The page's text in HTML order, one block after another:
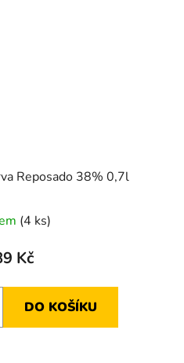
Reposado 38% 0,7l
(4 ks)
Kč
DO KOŠÍKU